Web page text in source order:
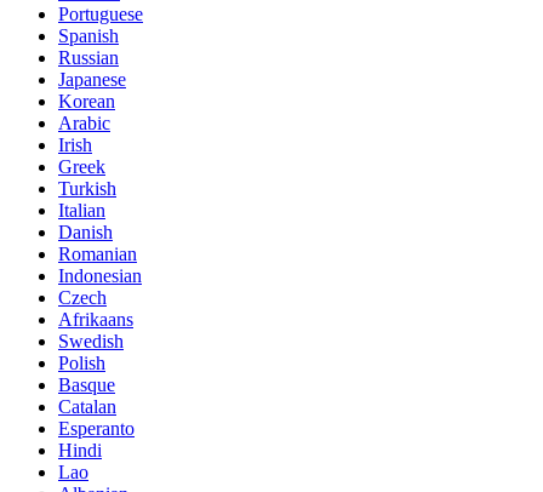
Portuguese
Spanish
Russian
Japanese
Korean
Arabic
Irish
Greek
Turkish
Italian
Danish
Romanian
Indonesian
Czech
Afrikaans
Swedish
Polish
Basque
Catalan
Esperanto
Hindi
Lao